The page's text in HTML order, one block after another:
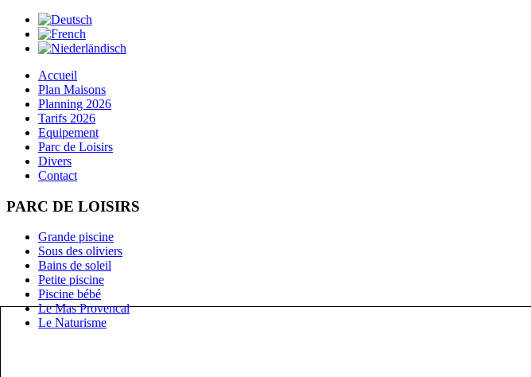
Accueil
Plan Maisons
Planning 2026
Tarifs 2026
Equipement
Parc de Loisirs
Divers
Contact
PARC DE LOISIRS
Grande piscine
Sous des oliviers
Bains de soleil
Petite piscine
Piscine bébé
Le Mas Provencal
Le Naturisme